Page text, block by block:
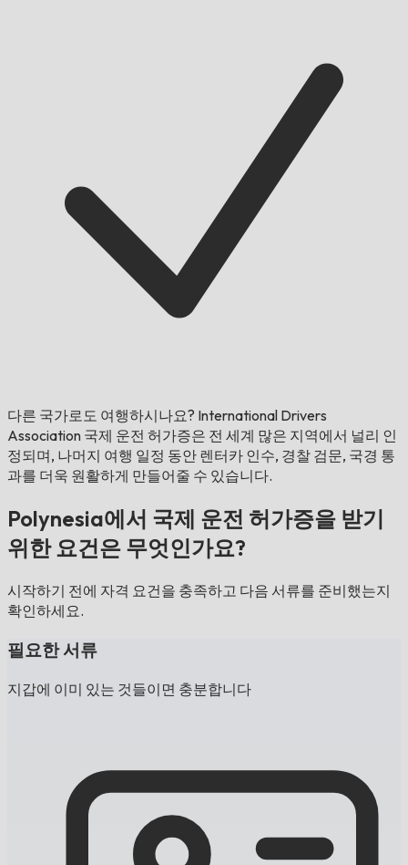
다른 국가로도 여행하시나요? International Drivers
Association 국제 운전 허가증은 전 세계 많은 지역에서 널리 인
정되며, 나머지 여행 일정 동안 렌터카 인수, 경찰 검문, 국경 통
과를 더욱 원활하게 만들어줄 수 있습니다.
Polynesia에서 국제 운전 허가증을 받기
위한 요건은 무엇인가요?
시작하기 전에 자격 요건을 충족하고 다음 서류를 준비했는지
확인하세요.
필요한 서류
지갑에 이미 있는 것들이면 충분합니다